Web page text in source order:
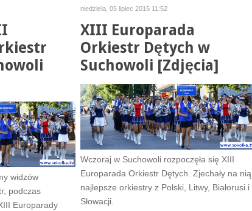
widzów
podczas
Europarady
niedziela, 05 lipiec 2015 11:52
XIII Europarada
Orkiestr Dętych w
Suchowoli [Zdjęcia]
Wczoraj w Suchowoli rozpoczęła się XIII
Europarada Orkiestr Dętych. Zjechały na nią
najlepsze orkiestry z Polski, Litwy, Białorusi i
Słowacji.